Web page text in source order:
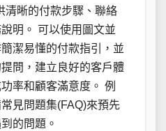
清晰的付款步驟、聯絡
明。 可以使用圖文並
潔易懂的付款指引，並
問，建立良好的客戶體
率和顧客滿意度。 例
見問題集(FAQ)來預先
的問題。